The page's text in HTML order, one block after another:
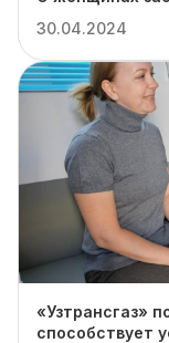
30.04.2024
«Узтрансгаз»
способствует